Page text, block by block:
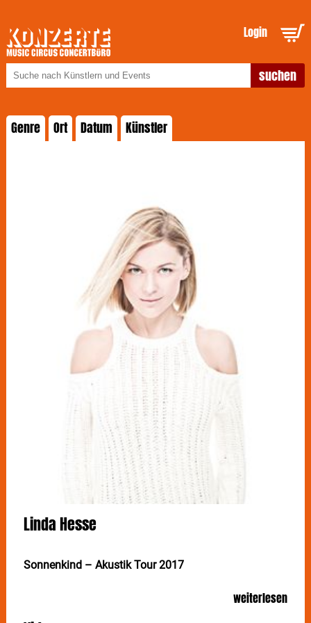
Login
Genre Ort Datum Künstler
Linda Hesse
Sonnenkind – Akustik Tour 2017
Schlagersänger nur zum Playback im Hintergrund
weiterlesen